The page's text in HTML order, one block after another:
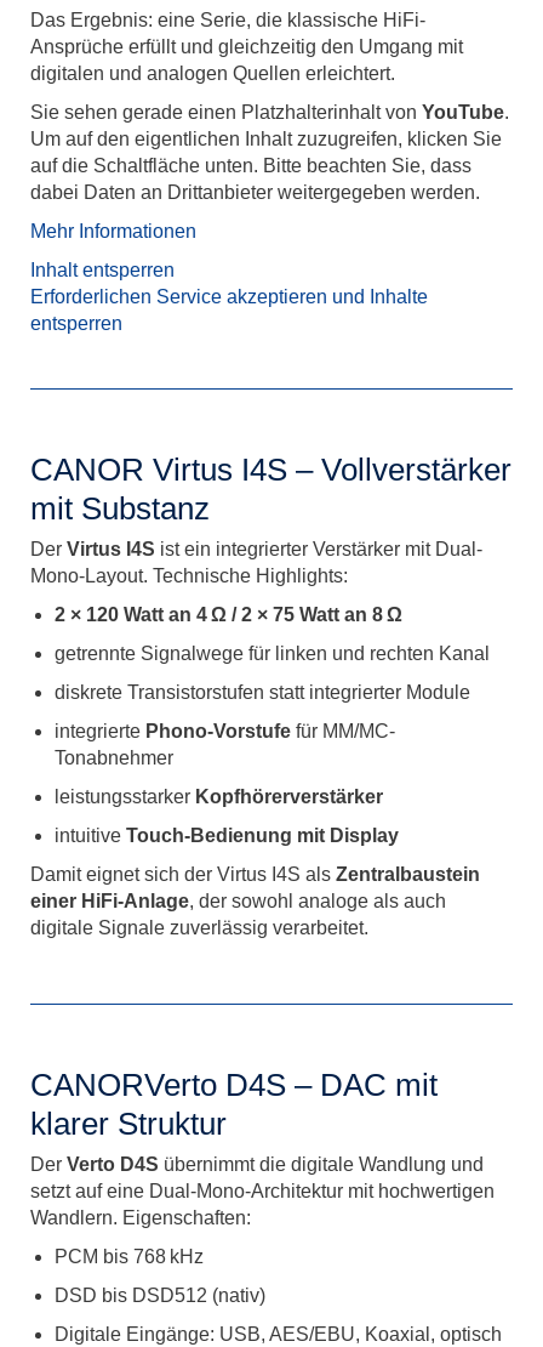
Das Ergebnis: eine Serie, die klassische HiFi-
Ansprüche erfüllt und gleichzeitig den Umgang mit
digitalen und analogen Quellen erleichtert.
Sie sehen gerade einen Platzhalterinhalt von YouTube.
Um auf den eigentlichen Inhalt zuzugreifen, klicken Sie
auf die Schaltfläche unten. Bitte beachten Sie, dass
dabei Daten an Drittanbieter weitergegeben werden.
Mehr Informationen
Inhalt entsperren
Erforderlichen Service akzeptieren und Inhalte
entsperren
CANOR Virtus I4S – Vollverstärker
mit Substanz
Der Virtus I4S ist ein integrierter Verstärker mit Dual-
Mono-Layout. Technische Highlights:
2 × 120 Watt an 4 Ω / 2 × 75 Watt an 8 Ω
getrennte Signalwege für linken und rechten Kanal
diskrete Transistorstufen statt integrierter Module
integrierte Phono-Vorstufe für MM/MC-
Tonabnehmer
leistungsstarker Kopfhörerverstärker
intuitive Touch-Bedienung mit Display
Damit eignet sich der Virtus I4S als Zentralbaustein
einer HiFi-Anlage, der sowohl analoge als auch
digitale Signale zuverlässig verarbeitet.
CANORVerto D4S – DAC mit
klarer Struktur
Der Verto D4S übernimmt die digitale Wandlung und
setzt auf eine Dual-Mono-Architektur mit hochwertigen
Wandlern. Eigenschaften:
PCM bis 768 kHz
DSD bis DSD512 (nativ)
Digitale Eingänge: USB, AES/EBU, Koaxial, optisch